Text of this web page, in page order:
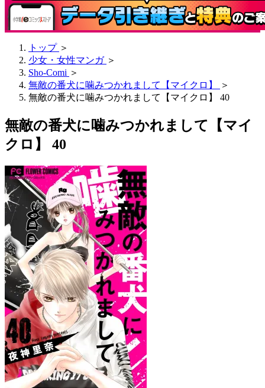
トップ ＞
少女・女性マンガ ＞
Sho-Comi ＞
無敵の番犬に噛みつかれまして【マイクロ】
＞
無敵の番犬に噛みつかれまして【マイクロ】 40
無敵の番犬に噛みつかれまして【マイ
クロ】 40